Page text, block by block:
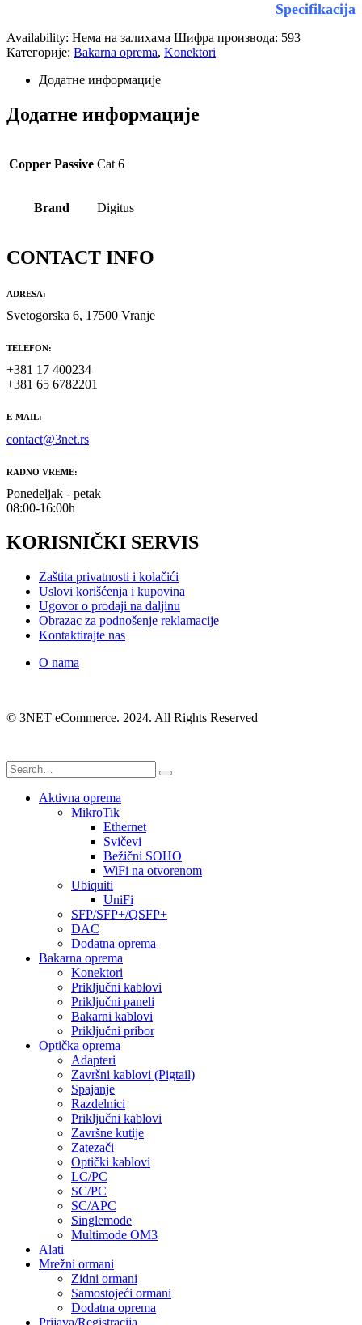
Specifikacija
Availability: Нема на залихама Шифра производа: 593
Категорије: Bakarna oprema, Konektori
Додатне информације
Додатне информације
Copper Passive Cat 6
Brand Digitus
CONTACT INFO
ADRESA:
Svetogorska 6, 17500 Vranje
TELEFON:
+381 17 400234
+381 65 6782201
E-MAIL:
contact@3net.rs
RADNO VREME:
Ponedeljak - petak
08:00-16:00h
KORISNIČKI SERVIS
Zaštita privatnosti i kolačići
Uslovi korišćenja i kupovina
Ugovor o prodaji na daljinu
Obrazac za podnošenje reklamacije
Kontaktirajte nas
O nama
© 3NET eCommerce. 2024. All Rights Reserved
Aktivna oprema
MikroTik
Ethernet
Svičevi
Bežični SOHO
WiFi na otvorenom
Ubiquiti
UniFi
SFP/SFP+/QSFP+
DAC
Dodatna oprema
Bakarna oprema
Konektori
Priključni kablovi
Priključni paneli
Bakarni kablovi
Priključni pribor
Optička oprema
Adapteri
Završni kablovi (Pigtail)
Spajanje
Razdelnici
Priključni kablovi
Završne kutije
Zatezači
Optički kablovi
LC/PC
SC/PC
SC/APC
Singlemode
Multimode OM3
Alati
Mrežni ormani
Zidni ormani
Samostojeći ormani
Dodatna oprema
Prijava/Registracija